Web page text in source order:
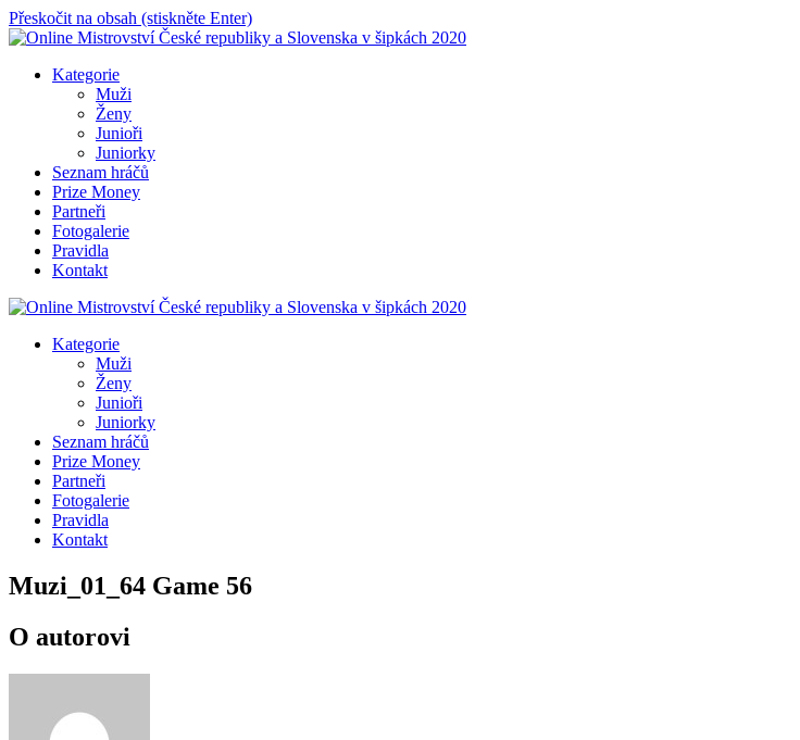
Přeskočit na obsah (stiskněte Enter)
Online Mistrovství České republiky a Slovenska v šipkách 2020
Kategorie
Muži
Ženy
Junioři
Juniorky
Seznam hráčů
Prize Money
Partneři
Fotogalerie
Pravidla
Kontakt
Online Mistrovství České republiky a Slovenska v šipkách 2020
Kategorie
Muži
Ženy
Junioři
Juniorky
Seznam hráčů
Prize Money
Partneři
Fotogalerie
Pravidla
Kontakt
Muzi_01_64 Game 56
O autorovi